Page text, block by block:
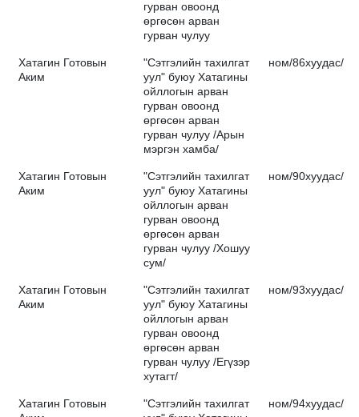
гурван овоонд
өргөсөн арван
гурван чулуу
Хатагин Готовын
Аким
"Сэтгэлийн тахилгат
уул" буюу Хатагины
ойллогын арван
гурван овоонд
өргөсөн арван
гурван чулуу /Арын
мэргэн хамба/
ном/86хуудас/
Хатагин Готовын
Аким
"Сэтгэлийн тахилгат
уул" буюу Хатагины
ойллогын арван
гурван овоонд
өргөсөн арван
гурван чулуу /Хошуу
сум/
ном/90хуудас/
Хатагин Готовын
Аким
"Сэтгэлийн тахилгат
уул" буюу Хатагины
ойллогын арван
гурван овоонд
өргөсөн арван
гурван чулуу /Егүзэр
хутагт/
ном/93хуудас/
Хатагин Готовын
"Сэтгэлийн тахилгат
ном/94хуудас/